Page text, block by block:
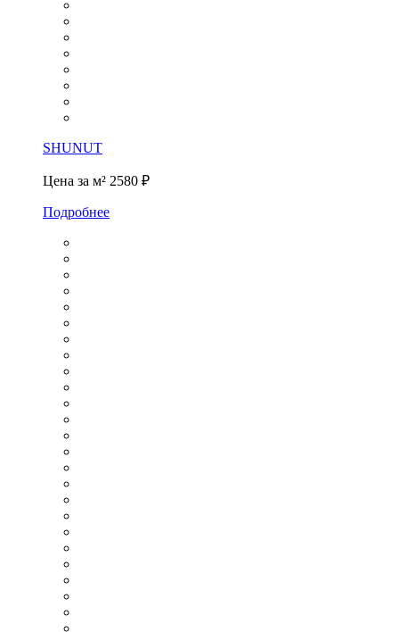
SHUNUT
Цена за м² 2580 ₽
Подробнее